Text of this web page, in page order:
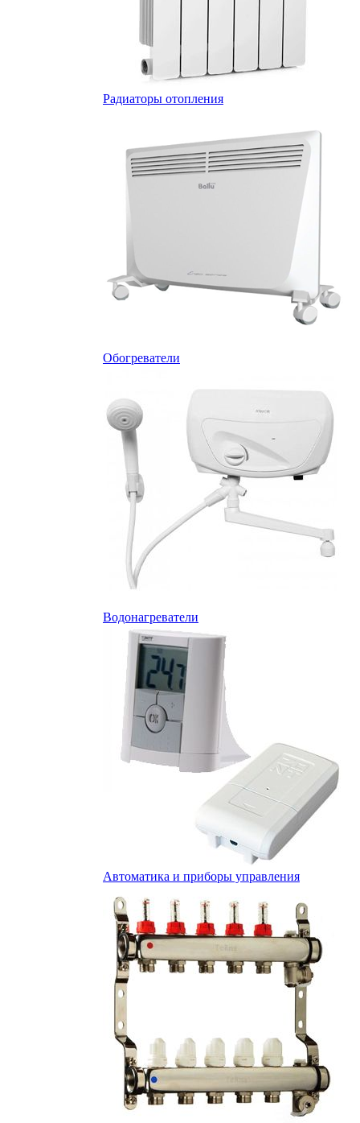
Радиаторы отопления
Обогреватели
Водонагреватели
Автоматика и приборы управления